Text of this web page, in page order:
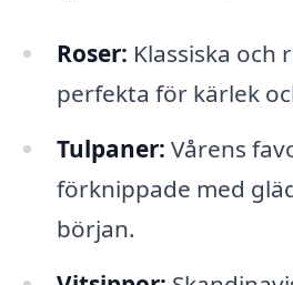
Roser: Klassiska och
perfekta för kärlek
Tulpaner: Vårens
förknippade med
början.